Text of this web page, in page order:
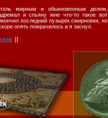
мирным и обыкновенным делом,
и спьяну мне что-то такое вот
последний пузырек смирновки, но
опять помрачилось и я заснул.